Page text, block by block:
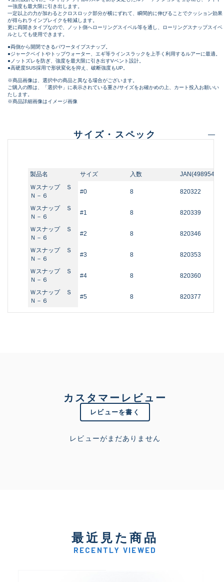
ー強度も最大限に引き出します。
一定以上の力が加わるとクロスロック部分が横にずれて、瞬間的に伸びることでクッション効果
が得られラインブレイクを軽減します。
更に両開きタイプなので、ノット側へローリングスイベル等を通し、ローリングスナップスイベ
ルとしても使用できます。
●両側から開閉できるパワータイプスナップ。
●ジャークベイトやトップウォーター、エギ等ラインスラックを上手く利用するルアーに最適。
●ノットズレを防ぎ、強度を最大限に引き出すVベント設計。
●高硬度SUS採用で形状変化を抑え、破断強度もUP。
※商品画像は、選択中の商品と異なる場合がございます。
ご購入の際は、「選択中」に表示されている重さ/サイズをお確かめの上、カート投入お願いい
たします。
※商品詳細画像はイメージ画像
サイズ・スペック
製品名 サイズ 入数
JAN(4989540
Ｗスナップ Ｓ
Ｎ－６
#0 8 820322
Ｗスナップ Ｓ
Ｎ－６
#1 8 820339
Ｗスナップ Ｓ
Ｎ－６
#2 8 820346
Ｗスナップ Ｓ
Ｎ－６
#3 8 820353
Ｗスナップ Ｓ
Ｎ－６
#4 8 820360
Ｗスナップ Ｓ
Ｎ－６
#5 8 820377
カスタマーレビュー
レビューを書く
レビューがまだありません
最近見た商品
RECENTLY VIEWED